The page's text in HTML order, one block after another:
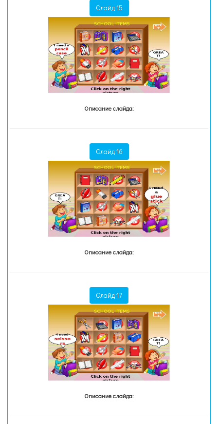
Слайд 15
Описание слайда:
Слайд 16
Описание слайда:
Слайд 17
Описание слайда: